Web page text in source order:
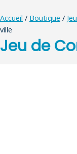
Accueil / Boutique /
ville
Jeu de